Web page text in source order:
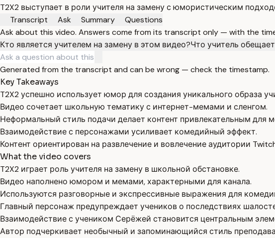
T2X2 выступает в роли учителя на замену с юмористическим
Transcript
Ask Summary
Questions
Ask about this video. Answers come from its transcript only — with the
Кто является учителем на замену в этом видео?Что учитель
Generated from the transcript and can be wrong — check the timestamp.
Key Takeaways
T2X2 успешно использует юмор для создания уникального образа
Видео сочетает школьную тематику с интернет-мемами и сленгом.
Неформальный стиль подачи делает контент привлекательным для
Взаимодействие с персонажами усиливает комедийный эффект.
Контент ориентирован на развлечение и вовлечение аудитории
What the video covers
T2X2 играет роль учителя на замену в школьной обстановке.
Видео наполнено юмором и мемами, характерными для канала.
Используются разговорные и экспрессивные выражения для
Главный персонаж предупреждает учеников о последствиях
Взаимодействие с учеником Серёжей становится центральным
Автор подчеркивает необычный и запоминающийся стиль